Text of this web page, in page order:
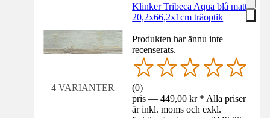
4 VARIANTER
Klinker Tribeca Aqua blå matt
20,2x66,2x1cm träoptik
Produkten har ännu inte
recenserats.
(0)
pris — 449,00 kr * Alla priser
är inkl. moms och exkl.